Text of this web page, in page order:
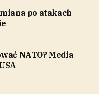
po atakach
NATO? Media